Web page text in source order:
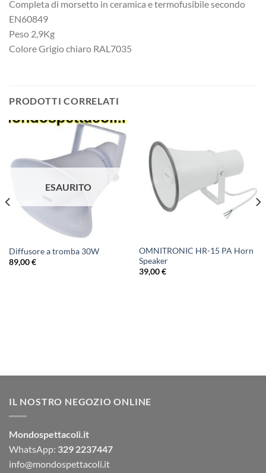
Completa di morsetto in ceramica e termofusibile secondo
EN60849
Peso 2,9Kg
Colore Grigio chiaro RAL7035
PRODOTTI CORRELATI
ESAURITO
Diffusore a tromba 30W
89,00€
OMNITRONIC HR-15 PA Horn
Speaker
39,00€
IL NOSTRO NEGOZIO ONLINE
Mondospettacoli.it
WhatsApp: 329 2237447
info@mondospettacoli.it